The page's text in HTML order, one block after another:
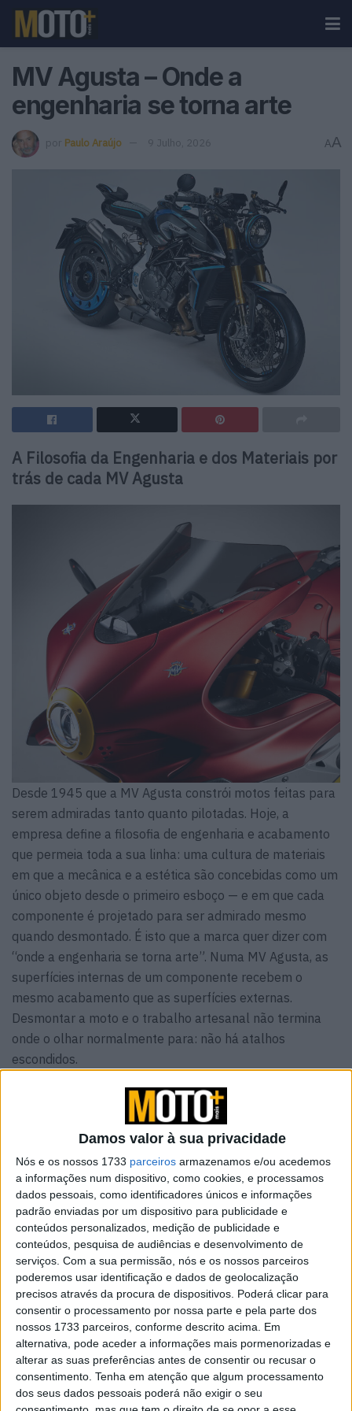
Damos valor à sua privacidade
Nós e os nossos 1733 parceiros armazenamos e/ou acedemos
a informações num dispositivo, como cookies, e processamos
dados pessoais, como identificadores únicos e informações
padrão enviadas por um dispositivo para publicidade e
conteúdos personalizados, medição de publicidade e
conteúdos, pesquisa de audiências e desenvolvimento de
serviços. Com a sua permissão, nós e os nossos parceiros
poderemos usar identificação e dados de geolocalização
precisos através da procura de dispositivos. Poderá clicar para
consentir o processamento por nossa parte e pela parte dos
nossos 1733 parceiros, conforme descrito acima. Em
alternativa, pode aceder a informações mais pormenorizadas e
alterar as suas preferências antes de consentir ou recusar o
consentimento. Tenha em atenção que algum processamento
dos seus dados pessoais poderá não exigir o seu
MV Agusta – Onde a
engenharia se torna arte
por Paulo Araújo 9 Julho, 2026 AA
A Filosofia da Engenharia e dos Materiais por
trás de cada MV Agusta
Desde 1945 que a MV Agusta constrói motos feitas para
serem admiradas tanto quanto pilotadas. Hoje, a
empresa define a filosofia de engenharia e acabamento
que permeia toda a sua linha: uma cultura de materiais
em que a mecânica e a estética são concebidas como um
único objeto desde o primeiro esboço — e em que cada
componente é projetado para ser admirado mesmo
quando desmontado. É isto que a marca quer dizer com
“onde a engenharia se torna arte”. Numa MV Agusta, as
superfícies internas de um componente recebem o
mesmo acabamento que as superfícies externas.
Desmontar a moto e o trabalho artesanal não termina
onde o olhar normalmente para: não há atalhos
escondidos.
O material certo, no local certo
Enquanto muitos fabricantes expressam a qualidade
premium apenas através de números de desempenho, a
MV Agusta incorpora-a no próprio objeto — e explica-a.
Em toda a sua gama, a empresa oferece aquela que